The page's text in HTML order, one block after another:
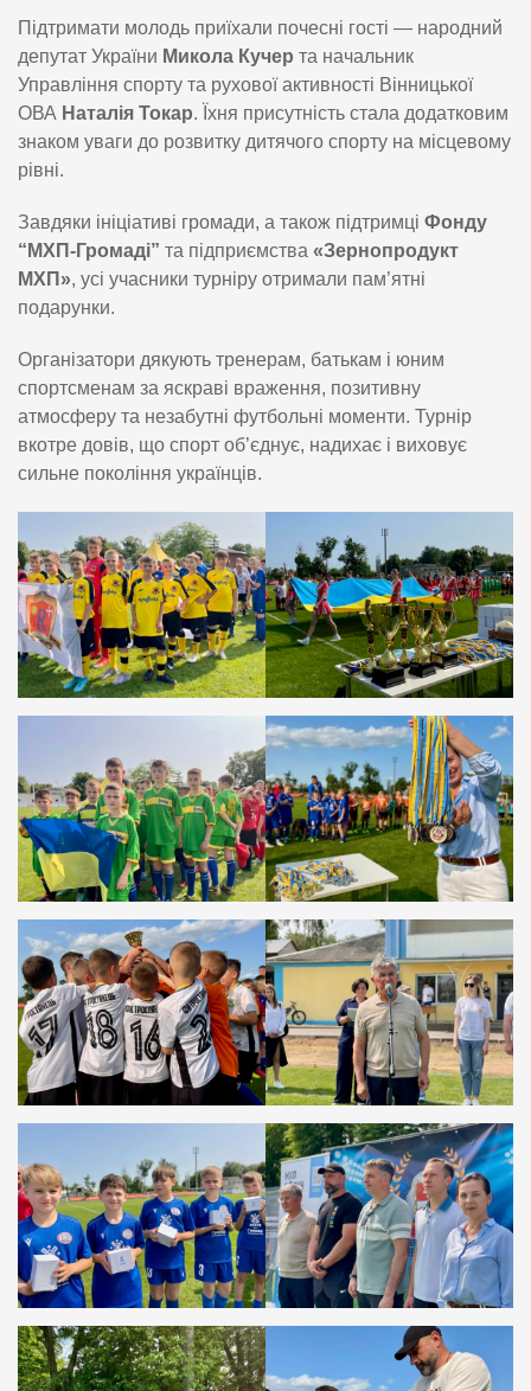
Підтримати молодь приїхали почесні гості — народний
депутат України Микола Кучер та начальник
Управління спорту та рухової активності Вінницької
ОВА Наталія Токар. Їхня присутність стала додатковим
знаком уваги до розвитку дитячого спорту на місцевому
рівні.
Завдяки ініціативі громади, а також підтримці Фонду
“МХП-Громаді” та підприємства «Зернопродукт
МХП», усі учасники турніру отримали пам’ятні
подарунки.
Організатори дякують тренерам, батькам і юним
спортсменам за яскраві враження, позитивну
атмосферу та незабутні футбольні моменти. Турнір
вкотре довів, що спорт об’єднує, надихає і виховує
сильне покоління українців.